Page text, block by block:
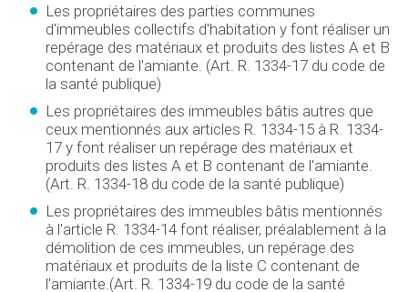
Les propriétaires des parties communes
d'immeubles collectifs d'habitation y font réaliser un
repérage des matériaux et produits des listes A et B
contenant de l'amiante. (Art. R. 1334-17 du code de
la santé publique)
Les propriétaires des immeubles bâtis autres que
ceux mentionnés aux articles R. 1334-15 à R. 1334-
17 y font réaliser un repérage des matériaux et
produits des listes A et B contenant de l'amiante.
(Art. R. 1334-18 du code de la santé publique)
Les propriétaires des immeubles bâtis mentionnés
à l'article R. 1334-14 font réaliser, préalablement à la
démolition de ces immeubles, un repérage des
matériaux et produits de la liste C contenant de
l'amiante.(Art. R. 1334-19 du code de la santé